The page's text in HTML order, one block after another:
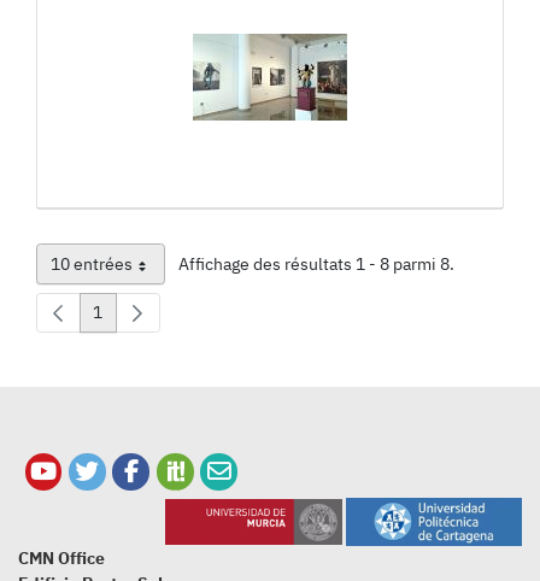
10 entrées
Par page Affichage des résultats 1 - 8 parmi 8.
Page
1
CMN Office